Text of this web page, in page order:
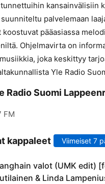
kansainvälisiin
palvelemaan
pääasiassa
Ohjelmavirta on
joka keskittyy
Yle Radio
Radio Suomi
FM
kappaleet Viimeiset 7
valot (UMK edit)
& Linda